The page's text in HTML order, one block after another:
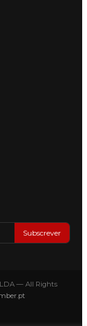
Subscrever
LDA — All Rights